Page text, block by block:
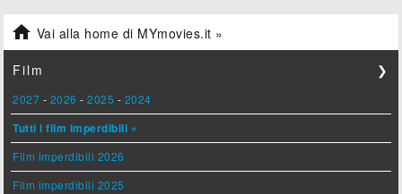
 Vai alla home di MYmovies.it »
Film ❯
2027 - 2026 -2025 - 2024
Tutti i film imperdibili »
Film imperdibili 2026
Film imperdibili 2025